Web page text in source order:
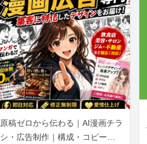
原稿ゼロから伝わる｜AI漫画チラ
シ・広告制作｜構成・コピー・S